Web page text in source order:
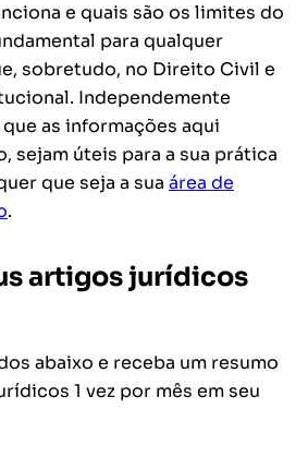
e quais são os limites do
para qualquer
sobretudo, no Direito Civil e
Independemente
as informações aqui
sejam úteis para a sua prática
que seja a sua área de
.
artigos jurídicos
abaixo e receba um resumo
1 vez por mês em seu